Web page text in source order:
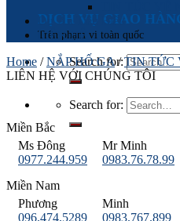
DỊCH VỤ GIAO
Trên phạm vi toàn quốc
Search for:
Search for:
Dự Án Tiêu Biểu
LIÊN HỆ
Home / NẮP HỐ GA / TIN TỨC
LIÊN HỆ VỚI CHÚNG TÔI
Miền Bắc
Ms Đông
0977.244.959
Mr Minh
0983.76.78.99
Miền Nam
Phương
096.474.5289
Minh
0983.767.899